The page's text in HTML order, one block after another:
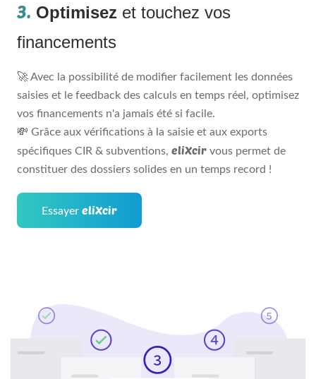
3. Optimisez et touchez vos
financements
🚀 Avec la possibilité de modifier facilement les données
saisies et le feedback des calculs en temps réel, optimisez
vos financements n'a jamais été si facile.
💸 Grâce aux vérifications à la saisie et aux exports
spécifiques CIR & subventions, eliXcir vous permet de
constituer des dossiers solides en un temps record !
Essayer eliXcir